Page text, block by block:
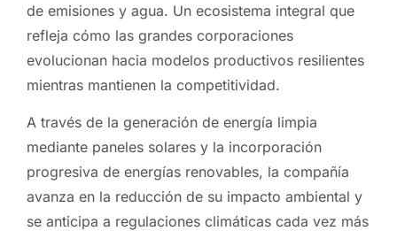
de emisiones y agua. Un ecosistema integral que
refleja cómo las grandes corporaciones
evolucionan hacia modelos productivos resilientes
mientras mantienen la competitividad.
A través de la generación de energía limpia
mediante paneles solares y la incorporación
progresiva de energías renovables, la compañía
avanza en la reducción de su impacto ambiental y
se anticipa a regulaciones climáticas cada vez más